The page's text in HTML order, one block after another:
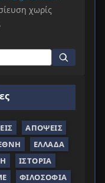
χωρίς
ΑΠΌΨΕΙΣ
ΕΛΛΆΔΑ
ΙΣΤΟΡΊΑ
ΦΙΛΟΣΟΦΊΑ